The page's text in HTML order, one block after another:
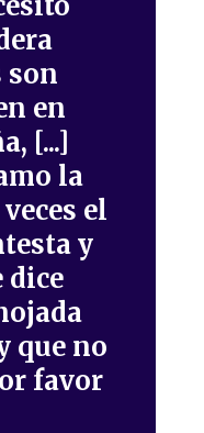
son
en
[...]
la
el
y
dice
que no
favor